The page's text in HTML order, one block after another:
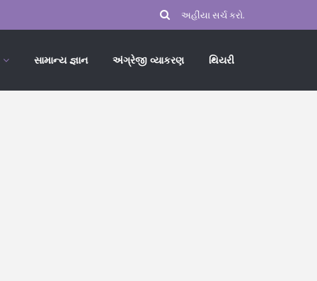
સામાન્ય જ્ઞાન અંગ્રેજી વ્યાકરણ થિયરી